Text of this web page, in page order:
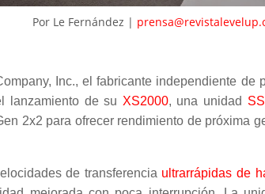
Por Le Fernández |
Inc., el fabricante independiente de
lanzamiento de su XS2000, una unidad
2x2 para ofrecer rendimiento de próxima
de transferencia ultrarrápidas de